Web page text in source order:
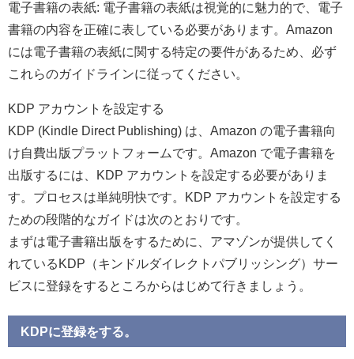
電子書籍の表紙: 電子書籍の表紙は視覚的に魅力的で、電子
書籍の内容を正確に表している必要があります。Amazon
には電子書籍の表紙に関する特定の要件があるため、必ず
これらのガイドラインに従ってください。
KDP アカウントを設定する
KDP (Kindle Direct Publishing) は、Amazon の電子書籍向
け自費出版プラットフォームです。Amazon で電子書籍を
出版するには、KDP アカウントを設定する必要がありま
す。プロセスは単純明快です。KDP アカウントを設定する
ための段階的なガイドは次のとおりです。
まずは電子書籍出版をするために、アマゾンが提供してく
れているKDP（キンドルダイレクトパブリッシング）サー
ビスに登録をするところからはじめて行きましょう。
KDPに登録をする。